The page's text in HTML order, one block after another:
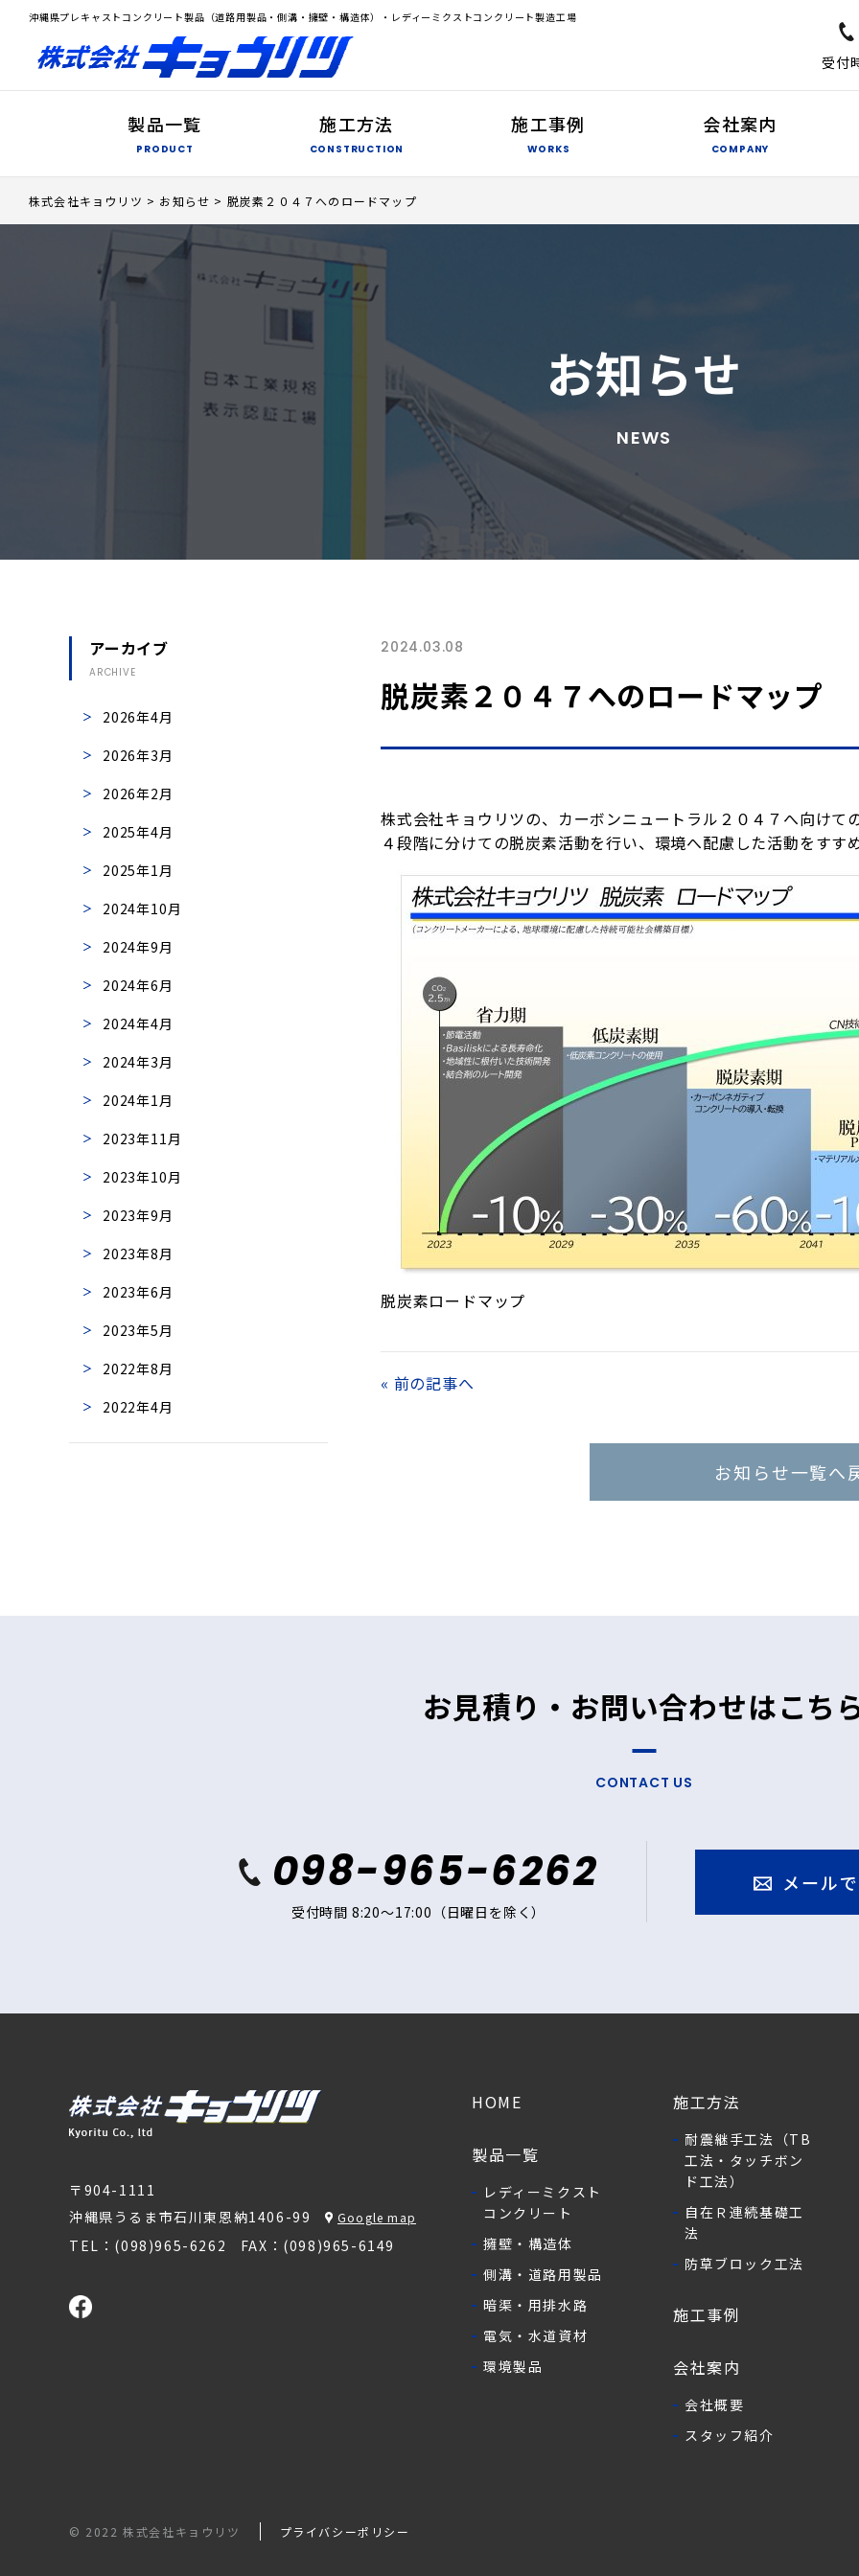
沖縄県プレキャストコンクリート製品（道路用製品・側溝・擁壁・構造体）・レディーミクストコンクリート製造工場
受付
製品一覧
PRODUCT
施工方法
CONSTRUCTION
施工事例
WORKS
会社案内
COMPANY
株式会社キョウリツ > お知らせ > 脱炭素２０４７へのロードマップ
お知らせ
NEWS
2024.03.08
脱炭素２０４７へのロードマップ
株式会社キョウリツの、カーボンニュートラル２０４７へ向けて
４段階に分けての脱炭素活動を行い、環境へ配慮した活動をすす
脱炭素ロードマップ
« 前の記事へ
お知らせ一覧へ
アーカイブ
ARCHIVE
2026年4月
2026年3月
2026年2月
2025年4月
2025年1月
2024年10月
2024年9月
2024年6月
2024年4月
2024年3月
2024年1月
2023年11月
2023年10月
2023年9月
2023年8月
2023年6月
2023年5月
2022年8月
2022年4月
お見積り・お問い合わせはこち
CONTACT US
098-965-6262
受付時間 8:20～17:00（日曜日を除く）
メール
〒904-1111
沖縄県うるま市石川東恩納1406-99
Google map
TEL：(098)965-6262 FAX：(098)965-6149
HOME
製品一覧
レディーミクスト
コンクリート
擁壁・構造体
側溝・道路用製品
暗渠・用排水路
電気・水道資材
環境製品
施工方法
耐震継手工法（TB
工法・タッチボン
ド工法）
自在Ｒ連続基礎工
法
防草ブロック工法
施工事例
会社案内
会社概要
スタッフ紹介
© 2022 株式会社キョウリツ プライバシーポリシー